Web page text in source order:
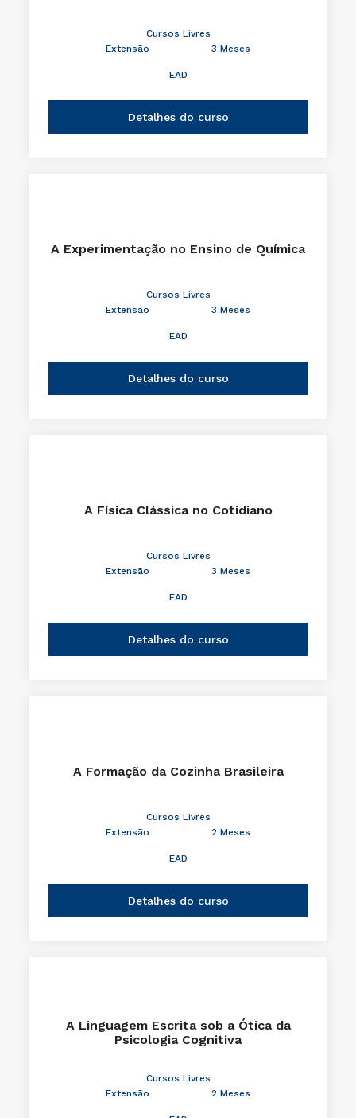
Cursos Livres
Extensão
3 Meses
EAD
Detalhes do curso
A Experimentação no Ensino de Química
Cursos Livres
Extensão
3 Meses
EAD
Detalhes do curso
A Física Clássica no Cotidiano
Cursos Livres
Extensão
3 Meses
EAD
Detalhes do curso
A Formação da Cozinha Brasileira
Cursos Livres
Extensão
2 Meses
EAD
Detalhes do curso
A Linguagem Escrita sob a Ótica da
Psicologia Cognitiva
Cursos Livres
Extensão
2 Meses